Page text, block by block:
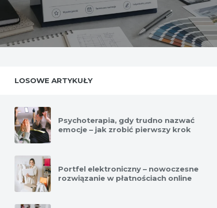
LOSOWE ARTYKUŁY
Psychoterapia, gdy trudno nazwać
emocje – jak zrobić pierwszy krok
Portfel elektroniczny – nowoczesne
rozwiązanie w płatnościach online